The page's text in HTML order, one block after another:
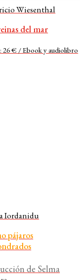
Wiesenthal
del mar
26 € / Ebook y audiolibro
Iordanidu
pájaros
de Selma